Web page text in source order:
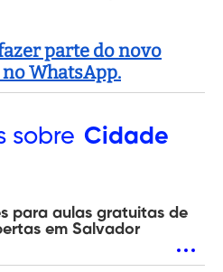
parte do novo
WhatsApp.
sobre Cidade
para aulas gratuitas de
em Salvador